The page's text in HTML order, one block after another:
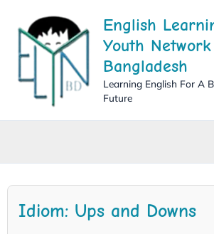
content
English
Youth Network
Bangladesh
Learning English For A
Future
Idiom: Ups and Downs